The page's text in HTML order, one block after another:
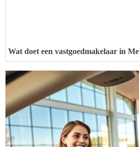
Wat doet een vastgoedmakelaar in